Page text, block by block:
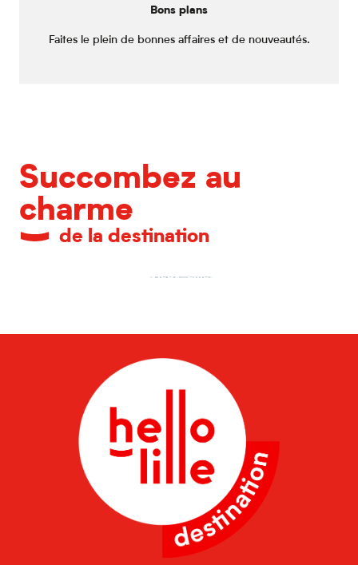
Bons plans
Faites le plein de bonnes affaires et de nouveautés.
Succombez au
charme
de la destination
Vieux-Lille